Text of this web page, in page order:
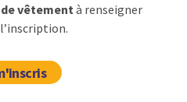
vêtementà renseigner